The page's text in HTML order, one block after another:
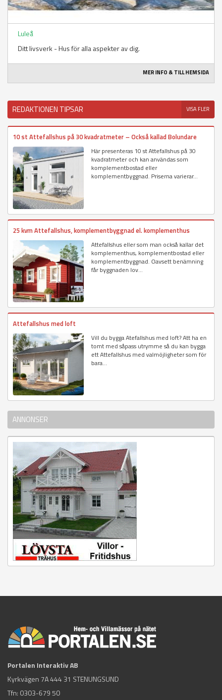
Luleå
Ditt livsverk - Hus för alla aspekter av dig.
MER INFO & TILL HEMSIDA
REDAKTIONEN TIPSAR VISA FLER
10 st Attefallshus på 30 kvadratmeter – Också kallad Bolundare
Här presenteras 10 st Attefallshus på 30
kvadratmeter och kan användas som
komplementbostad eller
komplementbyggnad. Priserna varierar...
25 kvm Attefallshus, komplementbyggnad el. komplementhus
Attefallshus eller som man också kallar det
komplementhus, komplementbostad eller
komplementbyggnad. Oavsett benämning
får byggnaden lov...
Attefallshus med loft
Vill du bygga Atefallshus med loft? Att ha en
tomt med såpass utrymme så du kan bygga
ett Attefallshus med valmöjligheter som för
bara...
ANNONSER
Portalen Interaktiv AB
Kyrkvägen 7A 444 31 STENUNGSUND
Tfn: 0303-679 50